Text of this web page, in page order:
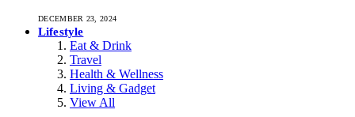
DECEMBER 23, 2024
Lifestyle
Eat & Drink
Travel
Health & Wellness
Living & Gadget
View All